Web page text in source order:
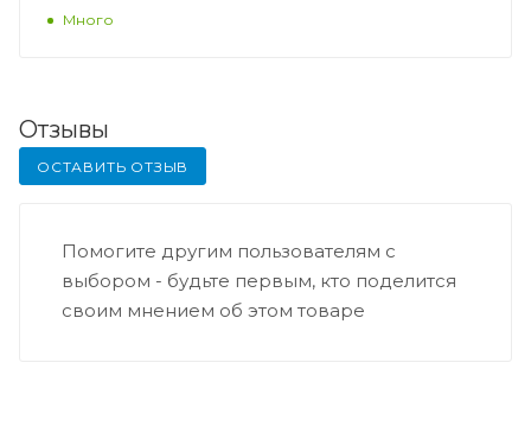
Много
Отзывы
ОСТАВИТЬ ОТЗЫВ
Помогите другим пользователям с
выбором - будьте первым, кто поделится
своим мнением об этом товаре